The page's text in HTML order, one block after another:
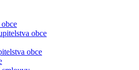
obce
obce